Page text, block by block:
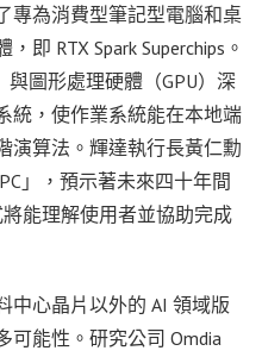
專為消費型筆記型電腦和桌
即 RTX Spark Superchips。
圖形處理硬體（GPU）深
統，使作業系統能在本地端
演算法。輝達執行長黃仁勳
」，預示著未來四十年間
能理解使用者並協助完成
中心晶片以外的 AI 領域版
可能性。研究公司 Omdia